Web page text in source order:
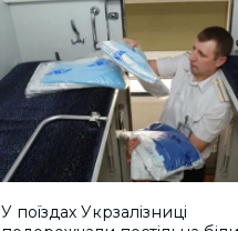
У поїздах Укрзалізниці